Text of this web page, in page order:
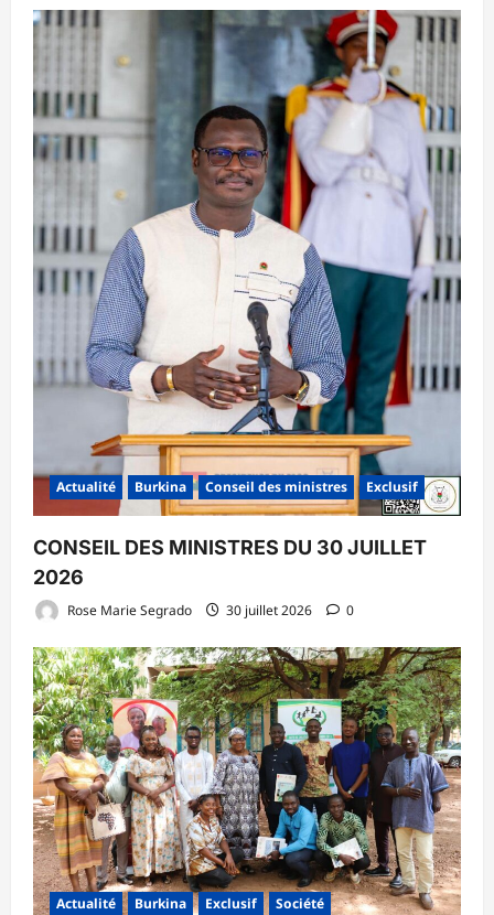
Actualité Burkina Conseil des ministres Exclusif
CONSEIL DES MINISTRES DU 30 JUILLET
2026
Rose Marie Segrado 30 juillet 2026 0
Actualité Burkina Exclusif Société